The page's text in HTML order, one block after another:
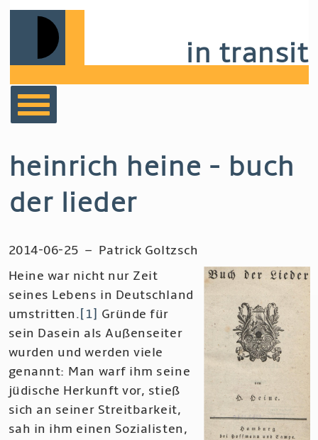
Skip
navigation
in transit
heinrich heine - buch
der lieder
2014-06-25 – Patrick Goltzsch
Heine war nicht nur Zeit
seines Lebens in Deutschland
umstritten. [1] Gründe für
sein Dasein als Außenseiter
wurden und werden viele
genannt: Man warf ihm seine
jüdische Herkunft vor, stieß
sich an seiner Streitbarkeit,
sah in ihm einen Sozialisten,